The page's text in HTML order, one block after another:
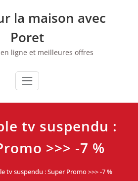
la maison avec
Poret
ligne et meilleures offres
tv suspendu :
>>> -7 %
tv suspendu : Super Promo >>> -7 %